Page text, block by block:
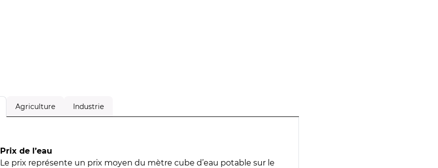
Agriculture Industrie
Prix de l’eau
Le prix représente un prix moyen du mètre cube d’eau potable sur le